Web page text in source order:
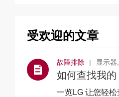
受欢迎的文章
故障排除 显示器, 笔记本电脑, LG styler
如何查找我
一览LG 让您轻